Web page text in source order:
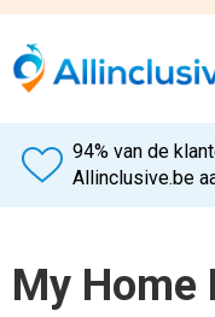
94% van de
Allinclusive.be
My Home